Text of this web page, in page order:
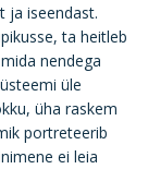
ja iseendast.
ta heitleb
nendega
üle
üha raskem
portreteerib
ei leia